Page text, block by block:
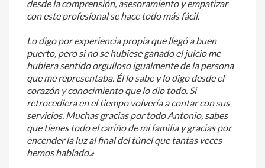
desde la comprensión, asesoramiento y empatizar
con este profesional se hace todo más fácil.
Lo digo por experiencia propia que llegó a buen
puerto, pero si no se hubiese ganado el juicio me
hubiera sentido orgulloso igualmente de la persona
que me representaba. Él lo sabe y lo digo desde el
corazón y conocimiento que lo dio todo. Si
retrocediera en el tiempo volvería a contar con sus
servicios. Muchas gracias por todo Antonio, sabes
que tienes todo el cariño de mi familia y gracias por
encender la luz al final del túnel que tantas veces
hemos hablado.»